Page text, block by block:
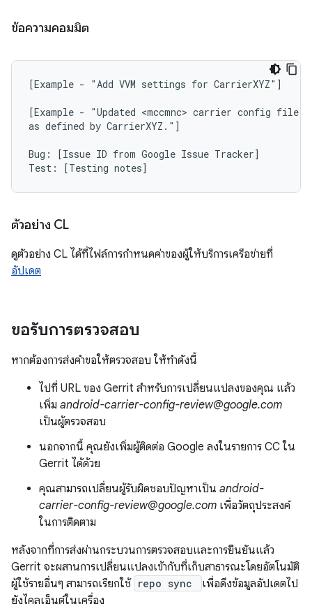
ข้อความคอมมิต
[Example - "Add VVM settings for CarrierXYZ"]
[Example - "Updated <mccmnc> carrier config file
as defined by CarrierXYZ."]
Bug: [Issue ID from Google Issue Tracker]
ตัวอย่าง CL
ดูตัวอย่าง CL ได้ที่ไฟล์การกำหนดค่าของผู้ให้บริการเครือข่ายที่
อัปเดต
ขอรับการตรวจสอบ
หากต้องการส่งคำขอให้ตรวจสอบ ให้ทำดังนี้
ไปที่ URL ของ Gerrit สำหรับการเปลี่ยนแปลงของคุณ แล้ว
เพิ่ม android-carrier-config-review@google.com
เป็นผู้ตรวจสอบ
นอกจากนี้ คุณยังเพิ่มผู้ติดต่อ Google ลงในรายการ CC ใน
Gerrit ได้ด้วย
คุณสามารถเปลี่ยนผู้รับผิดชอบปัญหาเป็น android-
carrier-config-review@google.com เพื่อวัตถุประสงค์
ในการติดตาม
หลังจากที่การส่งผ่านกระบวนการตรวจสอบและการยืนยันแล้ว
Gerrit จะผสานการเปลี่ยนแปลงเข้ากับที่เก็บสาธารณะโดยอัตโนมัติ
ผู้ใช้รายอื่นๆ สามารถเรียกใช้ repo sync
เพื่อดึงข้อมูลอัปเดตไป
ยังไคลเอ็นต์ในเครื่อง